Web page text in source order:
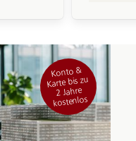
Konto &
Karte bis zu
2 Jahre
kostenlos